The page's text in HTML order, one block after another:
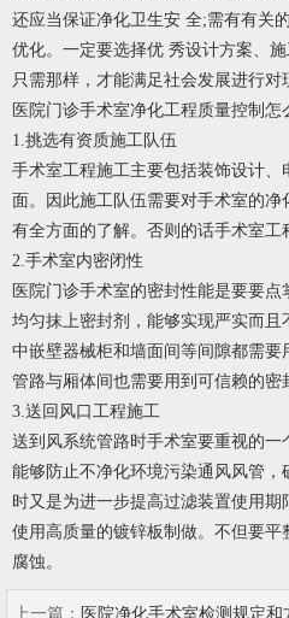
还应当保证净化卫生安 全;需有有关
优化。一定要选择优 秀设计方案、
只需那样，才能满足社会发展进行对
医院门诊手术室净化工程质量控制怎
1.挑选有资质施工队伍
手术室工程施工主要包括装饰设计
面。因此施工队伍需要对手术室的
有全方面的了解。否则的话手术室工
2.手术室内密闭性
医院门诊手术室的密封性能是要要
均匀抹上密封剂，能够实现严实而
中嵌壁器械柜和墙面间等间隙都需
管路与厢体间也需要用到可信赖的密
3.送回风口工程施工
送到风系统管路时手术室要重视的一
能够防止不净化环境污染通风风管，
时又是为进一步提高过滤装置使用
使用高质量的镀锌板制做。不但要
腐蚀。
上一篇： 医院净化手术室检测规定和